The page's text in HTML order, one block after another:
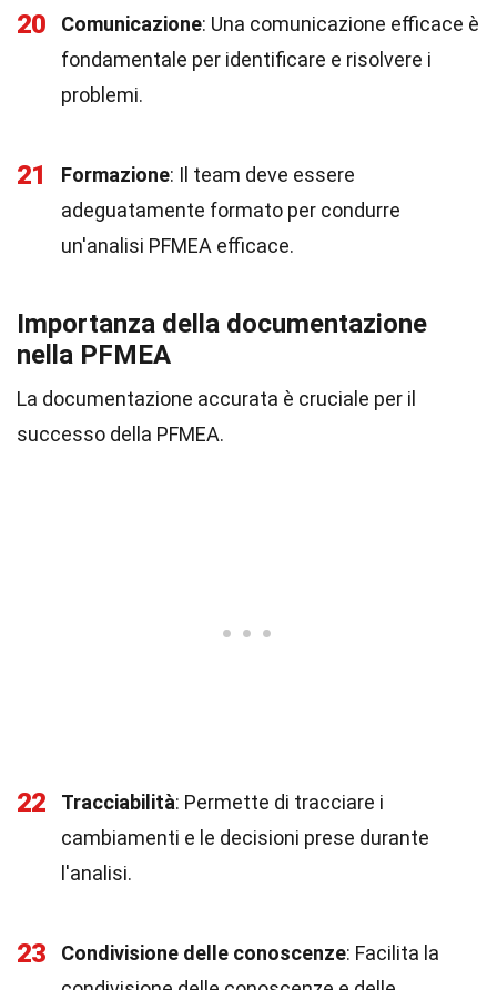
20 Comunicazione: Una comunicazione efficace è
fondamentale per identificare e risolvere i
problemi.
21 Formazione: Il team deve essere
adeguatamente formato per condurre
un'analisi PFMEA efficace.
Importanza della documentazione
nella PFMEA
La documentazione accurata è cruciale per il
successo della PFMEA.
22 Tracciabilità: Permette di tracciare i
cambiamenti e le decisioni prese durante
l'analisi.
23 Condivisione delle conoscenze: Facilita la